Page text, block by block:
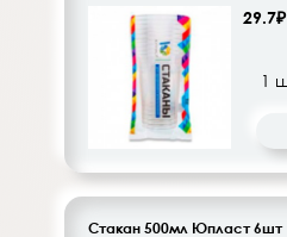
29.7₽
Стакан 500мл Юпласт 6шт